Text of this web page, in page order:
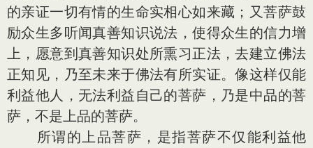
的亲证一切有情的生命实相心如来藏；又菩萨鼓
励众生多听闻真善知识说法，使得众生的信力增
上，愿意到真善知识处所熏习正法，去建立佛法
正知见，乃至未来于佛法有所实证。像这样仅能
利益他人，无法利益自己的菩萨，乃是中品的菩
萨，不是上品的菩萨。
所谓的上品菩萨，是指菩萨不仅能利益他